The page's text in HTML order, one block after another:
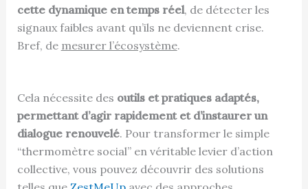
cette dynamique en temps réel, de détecter les
signaux faibles avant qu’ils ne deviennent crise.
Bref, de mesurer l’écosystème.
Cela nécessite des outils et pratiques adaptés,
permettant d’agir rapidement et d’instaurer un
dialogue renouvelé. Pour transformer le simple
“thermomètre social” en véritable levier d’action
collective, vous pouvez découvrir des solutions